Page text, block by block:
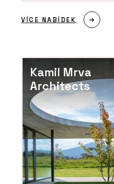
VÍCE NABÍDEK
Kamil Mrva
Architects